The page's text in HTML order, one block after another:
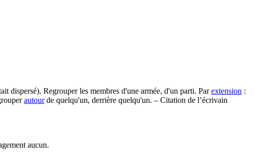
dispersé). Regrouper les membres d'une armée, d'un parti. Parextension :
autourde quelqu'un, derrière quelqu'un. – Citation de l’écrivain
aucun.